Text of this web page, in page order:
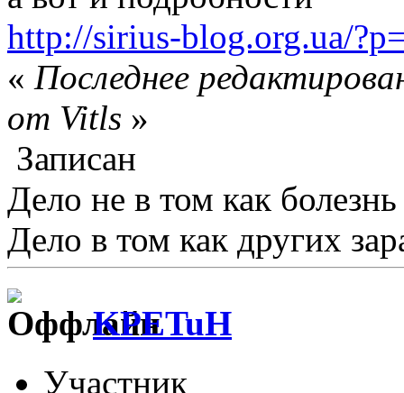
http://sirius-blog.org.ua/
« Последнее
от Vitls »
Записан
Дело не в том как
Дело в том как других
KPETuH
Участник